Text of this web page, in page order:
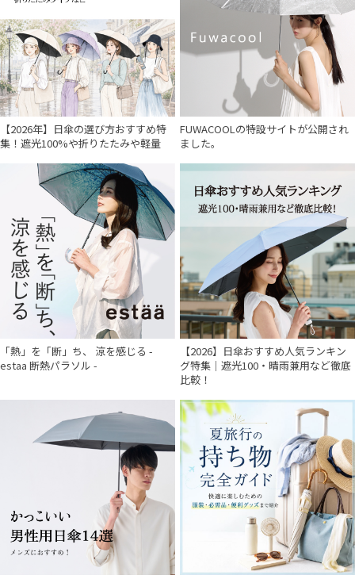
【2026年】日傘の選び方おすすめ特
集！遮光100%や折りたたみや軽量
FUWACOOLの特設サイトが公開され
ました。
「熱」を「断」ち、 涼を感じる -
estaa 断熱パラソル -
【2026】日傘おすすめ人気ランキン
グ特集｜遮光100・晴雨兼用など徹底
比較！